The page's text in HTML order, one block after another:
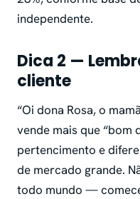
independente.
Dica 2 —
cliente
“Oi dona Rosa, o
vende mais que “bom
pertencimento e
de mercado grande.
todo mundo —